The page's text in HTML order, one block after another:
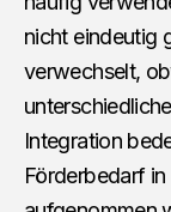
nicht eindeutig
verwechselt,
Integration
Förderbedarf